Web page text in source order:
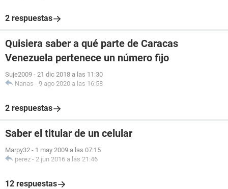
2 respuestas
Quisiera saber a qué parte de Caracas
Venezuela pertenece un número fijo
Suje2009 - 21 dic 2018 a las 11:30
Nanas - 9 ago 2020 a las 16:58
2 respuestas
Saber el titular de un celular
Marpy32 - 1 may 2009 a las 07:15
perez - 2 jun 2016 a las 21:46
12 respuestas